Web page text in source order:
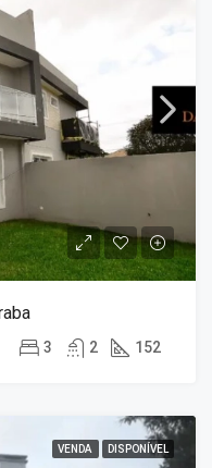
3 2 152
VENDA DISPONÍVEL